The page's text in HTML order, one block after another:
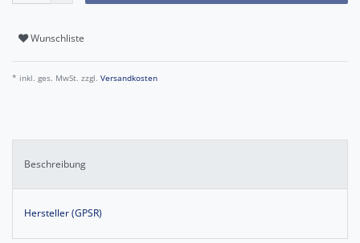
Wunschliste
* inkl. ges. MwSt. zzgl. Versandkosten
Beschreibung
Hersteller (GPSR)